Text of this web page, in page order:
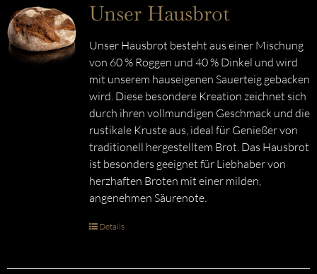
Unser Hausbrot
Unser Hausbrot besteht aus einer Mischung
von 60 % Roggen und 40 % Dinkel und wird
mit unserem hauseigenen Sauerteig gebacken
wird. Diese besondere Kreation zeichnet sich
durch ihren vollmundigen Geschmack und die
rustikale Kruste aus, ideal für Genießer von
traditionell hergestelltem Brot. Das Hausbrot
ist besonders geeignet für Liebhaber von
herzhaften Broten mit einer milden,
angenehmen Säurenote.
Details